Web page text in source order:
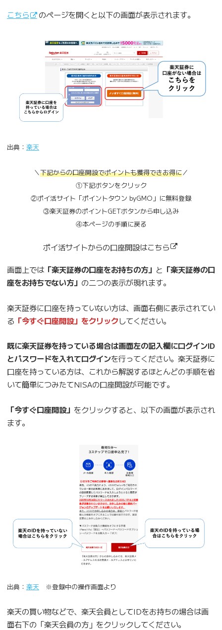
こちら のページを開くと以下の画面が表示されます。
出典： 楽天
＼下記からの口座開設でポイントも獲得できお得に／
①下記ボタンをクリック
②ポイ活サイト「ポイントタウン byGMO」に無料登録
③楽天証券のポイントGETボタンから申し込み
④本ページの手順に戻る
ポイ活サイトからの口座開設はこちら
画面上では「楽天証券の口座をお持ちの方」 と 「楽天証券の口
座をお持ちでない方」 の二つの表示が現れます。
楽天証券に口座を持っていない方は、画面右側に表示されてい
る 「今すぐ口座開設」をクリックしてください。
既に楽天証券を持っている場合は画面左の記入欄にログインID
とパスワードを入れてログインを行ってください。楽天証券に
口座を持っている方は、これから解説するほとんどの手順を省
いて簡単につみたてNISAの口座開設が可能です。
「今すぐ口座開設」 をクリックすると、以下の画面が表示され
ます。
出典： 楽天 ※登録中の操作画面より
楽天の買い物などで、楽天会員としてIDをお持ちの場合は画
面右下の「楽天会員の方」をクリックしてください。